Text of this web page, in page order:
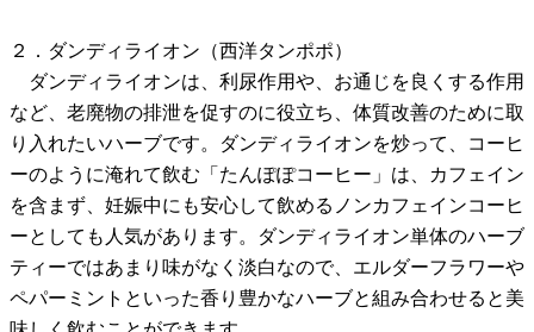
２．ダンディライオン（西洋タンポポ）
ダンディライオンは、利尿作用や、お通じを良くする作用
など、老廃物の排泄を促すのに役立ち、体質改善のために取
り入れたいハーブです。ダンディライオンを炒って、コーヒ
ーのように淹れて飲む「たんぽぽコーヒー」は、カフェイン
を含まず、妊娠中にも安心して飲めるノンカフェインコーヒ
ーとしても人気があります。ダンディライオン単体のハーブ
ティーではあまり味がなく淡白なので、エルダーフラワーや
ペパーミントといった香り豊かなハーブと組み合わせると美